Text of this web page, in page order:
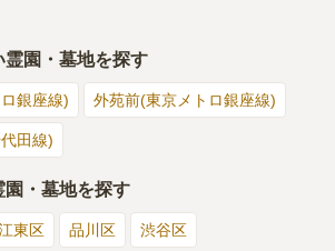
てはかなり交通渋滞がみられるため時間
分駐車スペースが確保されている。歩道
されており階段や段差もなく高齢の家族
水回り・お手洗いも完備されていて施設
る。
園・墓地を探す
銀座線) 外苑前(東京メトロ銀座線)
田線)
・墓地を探す
東区 品川区 渋谷区